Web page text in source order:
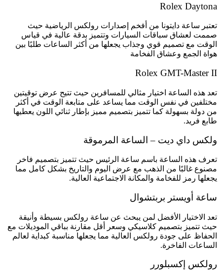
Rolex Daytona
تعتبر ساعة دايتونا من أفخم إصدارات رولكس الرياضية حيث
صممت لعشاق سباقات السيارات وتتميز بدقة عالية في قياس
الوقت مع تصميم قوي وجذاب يجعلها من أكثر الساعات طلبًا بين
هواة الجمع وعشاق الفخامة
Rolex GMT-Master II
تعد هذه الساعة اختيار مثالي للمسافرين حيث تتيح عرض توقيتين
مختلفين في نفس الوقت مما يساعد على متابعة الوقت في أكثر
من دولة بسهولة كما تتميز بتصميم مميز بإطار ثنائي اللون يعطيها
طابع فريد.
ولكس داي ديت – الساعة المرموقة
تعرف هذه الساعة باسم ساعة الرئيس حيث تتميز بتصميم فاخر
مصنوع غالبًا من الذهب مع عرض اليوم والتاريخ بشكل كامل مما
يجعلها رمز للفخامة والمكانة الاجتماعية العالية.
ساعة أويستر بربتشوال
تعد الاختيار الأفضل لمن يبحث عن ساعة رولكس بسيطة وأنيقة
حيث تتميز بتصميم كلاسيكي وسعر أقل مقارنة بباقي الموديلات مع
الحفاظ على جودة رولكس العالية مما يجعلها مناسبة كبداية لعالم
الساعات الفاخرة.
رولكس إكسبلورر